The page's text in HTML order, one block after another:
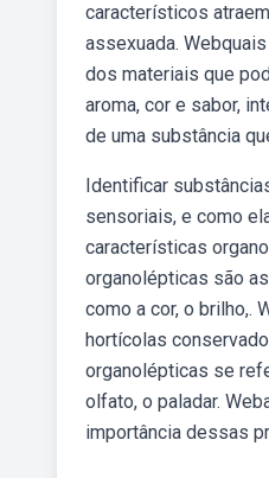
característicos
assexuada.
dos materiais que
aroma, cor e sabor,
de uma substância
Identificar
sensoriais, e como
características
organolépticas são
como a cor, o brilho,.
hortícolas
organolépticas se
olfato, o paladar.
importância dessas